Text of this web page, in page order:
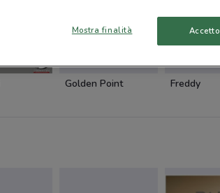
Golden Point Freddy
Mostra finalità Accetto